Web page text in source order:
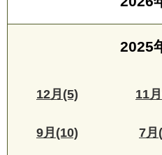
2025
12月(5) 11
9月(10) 7月